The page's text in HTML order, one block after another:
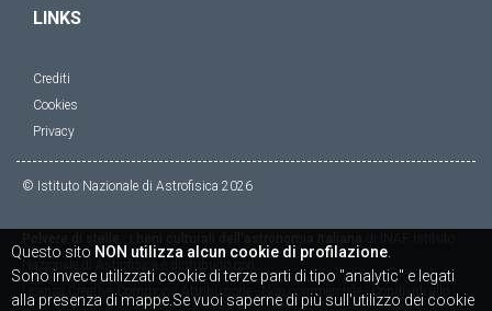
LINKS
Crediti
Cookies
Privacy
© Istituto Nazionale di Astrofisica 2026
Licenza
Creative Commons Attribuzione - Non commerciale - Condividi allo
Questo sito NON utilizza alcun cookie di profilazione
Sono invece utilizzati cookie di terze parti di tipo "analytic" e legati
alla presenza di mappe.Se vuoi saperne di più sull'utilizzo dei cookie